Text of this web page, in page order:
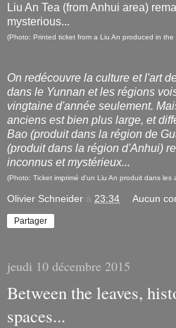
Liu An Tea (from Anhui area)
mysterious...
(Photo: Printed ticket from a Liu An produced in the
On redécouvre la culture et l'art
dans le Yunnan et les régions
vingtaine d'année seulement.
anciens est bien plus large, et
Bao (produit dans la région de
(produit dans la région d'Anhui)
inconnus et mystérieux...
(Photo: Ticket imprimé d'un Liu An produit dans les
Olivier Schneider à 23:34 Aucun
Partager
jeudi 10 décembre 2015
Between the leaves,
spaces...